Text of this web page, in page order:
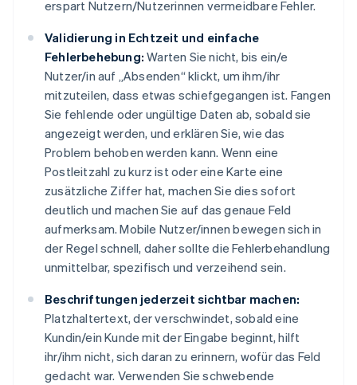
erspart Nutzern/Nutzerinnen vermeidbare Fehler.
Validierung in Echtzeit und einfache
Fehlerbehebung: Warten Sie nicht, bis ein/e
Nutzer/in auf „Absenden“ klickt, um ihm/ihr
mitzuteilen, dass etwas schiefgegangen ist. Fangen
Sie fehlende oder ungültige Daten ab, sobald sie
angezeigt werden, und erklären Sie, wie das
Problem behoben werden kann. Wenn eine
Postleitzahl zu kurz ist oder eine Karte eine
zusätzliche Ziffer hat, machen Sie dies sofort
deutlich und machen Sie auf das genaue Feld
aufmerksam. Mobile Nutzer/innen bewegen sich in
der Regel schnell, daher sollte die Fehlerbehandlung
unmittelbar, spezifisch und verzeihend sein.
Beschriftungen jederzeit sichtbar machen:
Platzhaltertext, der verschwindet, sobald eine
Kundin/ein Kunde mit der Eingabe beginnt, hilft
ihr/ihm nicht, sich daran zu erinnern, wofür das Feld
gedacht war. Verwenden Sie schwebende